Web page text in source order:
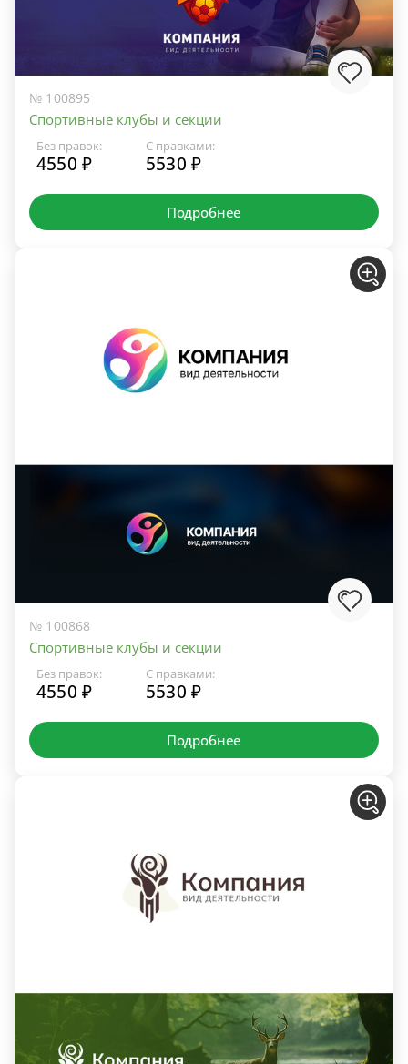
№ 100895
Спортивные клубы и секции
Без правок:
4550 ₽
С правками:
5530 ₽
Подробнее
№ 100868
Спортивные клубы и секции
Без правок:
4550 ₽
С правками:
5530 ₽
Подробнее